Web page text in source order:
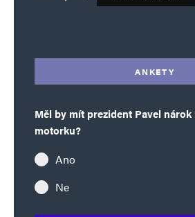
ANKETY
Měl by mít prezident Pavel
motorku?
Ano
Ne